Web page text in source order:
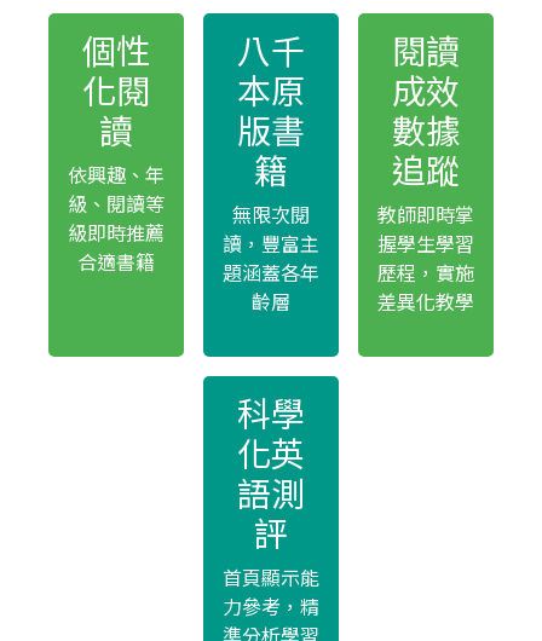
個性
化閱
讀
依興趣、年
級、閱讀等
級即時推薦
合適書籍
八千
本原
版書
籍
無限次閱
讀，豐富主
題涵蓋各年
齡層
閱讀
成效
數據
追蹤
教師即時掌
握學生學習
歷程，實施
差異化教學
科學
化英
語測
評
首頁顯示能
力參考，精